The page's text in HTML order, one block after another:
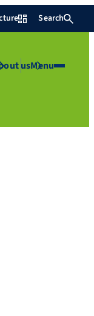
Search
usMenu